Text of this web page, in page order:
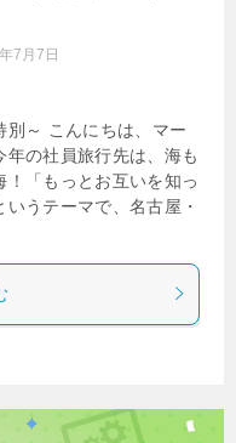
7月7日
～ こんにちは、マー
の社員旅行先は、海も
「もっとお互いを知っ
うテーマで、名古屋・